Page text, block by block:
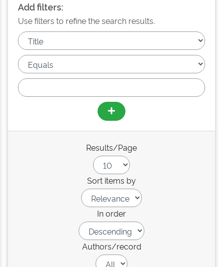
Add filters:
Use filters to refine the search results.
Results/Page
Sort items by
In order
Authors/record